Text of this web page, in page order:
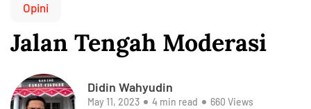
Opini
Jalan Tengah Moderasi
Didin Wahyudin
May 11, 2023 4 min read 660 Views